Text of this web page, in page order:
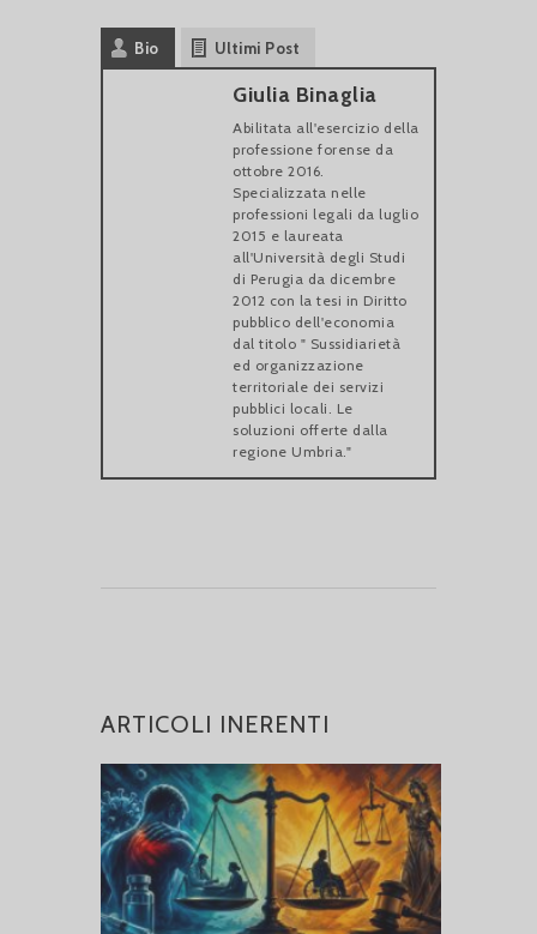
Bio Ultimi Post
Giulia Binaglia
Abilitata all'esercizio della
professione forense da
ottobre 2016.
Specializzata nelle
professioni legali da luglio
2015 e laureata
all'Università degli Studi
di Perugia da dicembre
2012 con la tesi in Diritto
pubblico dell'economia
dal titolo " Sussidiarietà
ed organizzazione
territoriale dei servizi
pubblici locali. Le
soluzioni offerte dalla
regione Umbria."
ARTICOLI INERENTI